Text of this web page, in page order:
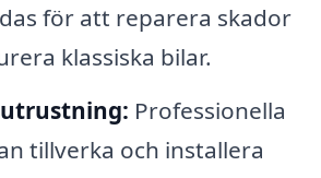
för att reparera skador
klassiska bilar.
Professionella
tillverka och installera